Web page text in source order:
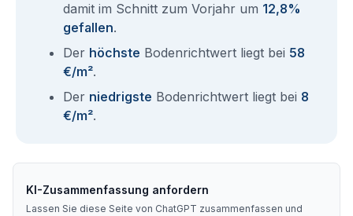
damit im Schnitt zum Vorjahr um 12,8%
gefallen.
Der höchste Bodenrichtwert liegt bei 58
€/m².
Der niedrigste Bodenrichtwert liegt bei 8
€/m².
KI-Zusammenfassung anfordern
Lassen Sie diese Seite von ChatGPT zusammenfassen und